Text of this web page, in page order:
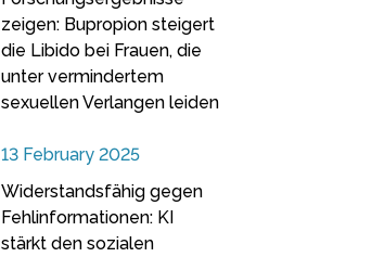
zeigen: Bupropion steigert
die Libido bei Frauen, die
unter vermindertem
sexuellen Verlangen leiden
13 February 2025
Widerstandsfähig gegen
Fehlinformationen: KI
stärkt den sozialen